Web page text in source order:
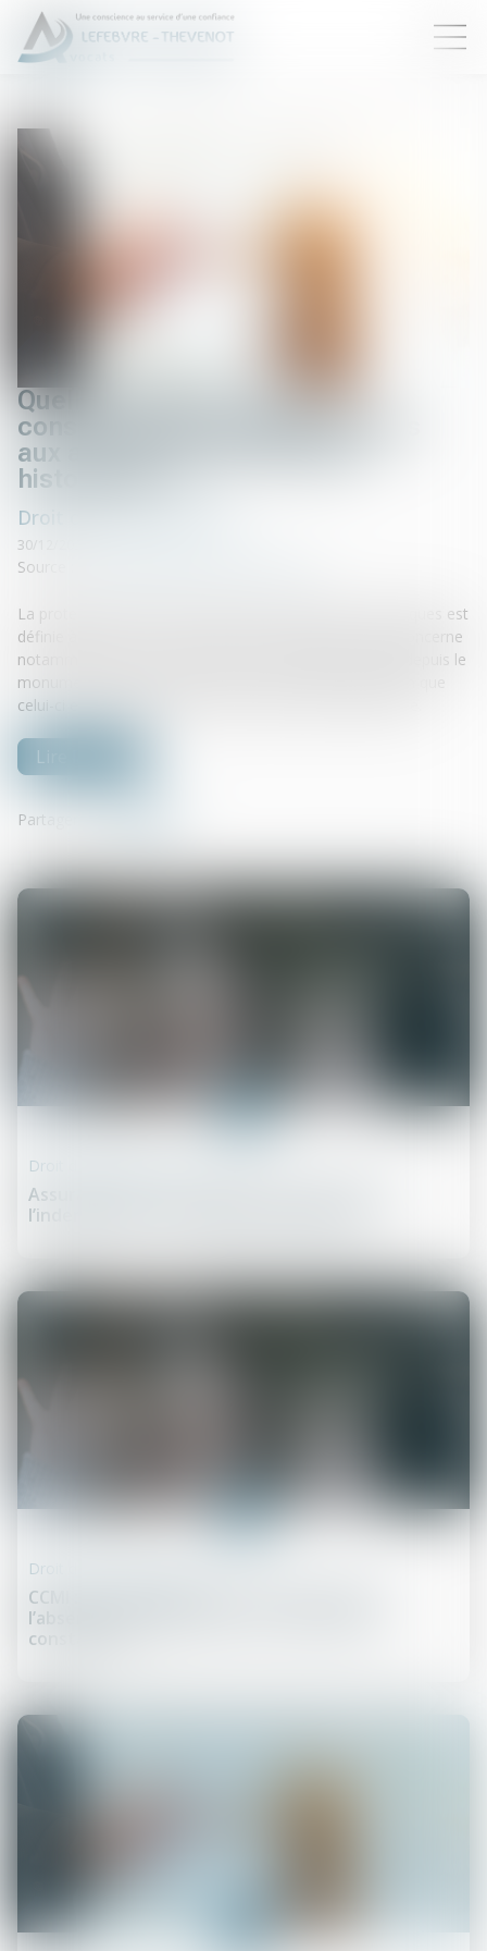
Quelles mesures contre la
construction de piscines privées
aux abords des monuments
historiques ?
Droit de la construction
30/12/2021
Source :
La protection au titre des abords de monuments historiques est
définie à l’article L. 621-30 du code du patrimoine. Elle concerne
notamment les immeubles, bâtis ou non bâtis, visibles depuis le
monument historique ou dans le même champ de vision que
celui-ci et situés à moins de cinq cents mètres de l’édifice.
Lire la suite
Partager sur
Assurance DO : contestation du montant de
l’indemnisation et demande de garantie
Droit de la construction
CCMI : pas de démolition-reconstruction en
l’absence de gravité des non-conformités
constatées
Droit de la construction